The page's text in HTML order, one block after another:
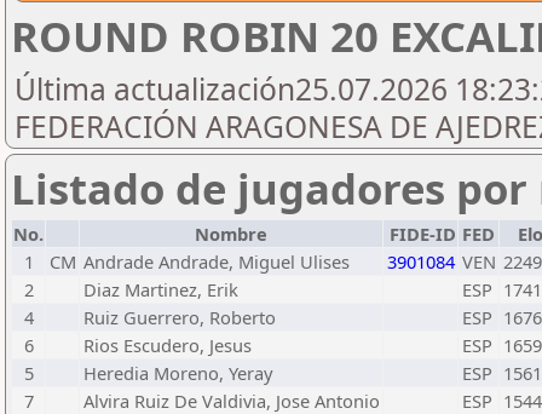
ROUND ROBIN 20
Última actualización25.07.2026
FEDERACIÓN ARAGONESA DE
Listado de jugadores
No. Nombre FIDE-ID FED
Elo
1
CM Andrade Andrade, Miguel Ulises 3901084 VEN 2249
2
Diaz Martinez, Erik ESP 1741
4
Ruiz Guerrero, Roberto ESP 1676
6
Rios Escudero, Jesus ESP 1659
5
Heredia Moreno, Yeray ESP 1561
7
Alvira Ruiz De Valdivia, Jose Antonio ESP 1544